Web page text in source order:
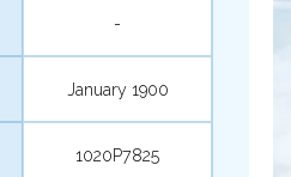
-
January 1900
1020P7825